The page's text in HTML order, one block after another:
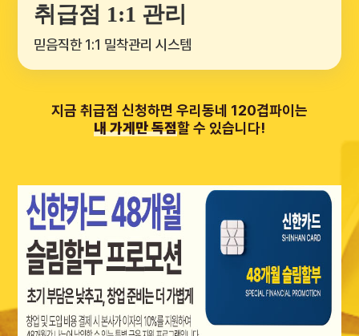
취급점 1:1 관리
믿음직한1:1 밀착관리 시스템
지금 취급점 신청하면 우리동네 120겹파이는
내 가게만 독점할 수 있습니다!